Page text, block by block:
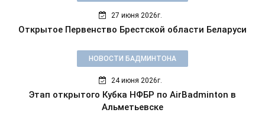
27 июня 2026г.
Открытое Первенство Брестской области Беларуси
НОВОСТИ БАДМИНТОНА
24 июня 2026г.
Этап открытого Кубка НФБР по AirBadminton в
Альметьевске